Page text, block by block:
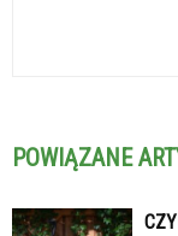
POWIĄZANE